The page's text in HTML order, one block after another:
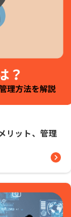
リット、管理